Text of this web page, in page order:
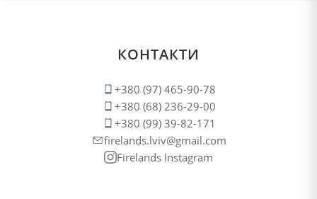
КОНТАКТИ
+380 (97) 465-90-78
+380 (68) 236-29-00
+380 (99) 39-82-171
firelands.lviv@gmail.com
Firelands Instagram